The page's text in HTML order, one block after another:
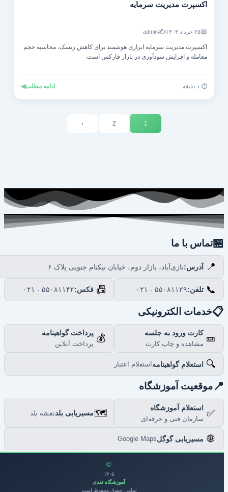
اکسپرت مدیریت سرمایه
۲۵ خرداد ۱۴۰۴ ✍️
admin
اکسپرت مدیریت سرمایه ابزاری هوشمند برای کاهش ریسک، محاسبه حجم
معامله و افزایش سودآوری در بازار فارکس است.
ادامه مطلب◀
تماس با ما
📍 آدرس:نازی‌آباد، بازار دوم، خیابان نیکنام جنوبی پلاک ۶
📞 تلفن:۰۲۱ - ۵۵۰۸۱۱۲۹ 📠 فکس:۰۲۱ - ۵۵۰۸۱۱۴۲
خدمات الکترونیکی
🎫 کارت ورود به جلسه
مشاهده و چاپ کارت
💰 پرداخت گواهینامه
پرداخت آنلاین
🔍 استعلام گواهینامهاستعلام اعتبار
موقعیت آموزشگاه
✅ استعلام آموزشگاه
سازمان فنی و حرفه‌ای
🗺️مسیریابی بلدنقشه بلد
مسیریابی گوگلGoogle Maps
۱۴۰۵
آموزشگاه نقدی
تمامی حقوق محفوظ است